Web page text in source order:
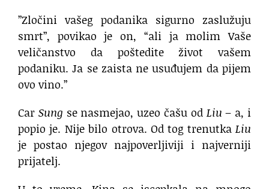
”Zločini vašeg podanika sigurno zaslužuju
smrt”, povikao je on, “ali ja molim Vaše
veličanstvo da poštedite život vašem
podaniku. Ja se zaista ne usuđujem da pijem
ovo vino.”
Car Sung se nasmejao, uzeo čašu od Liu – a, i
popio je. Nije bilo otrova. Od tog trenutka Liu
je postao njegov najpoverljiviji i najverniji
prijatelj.